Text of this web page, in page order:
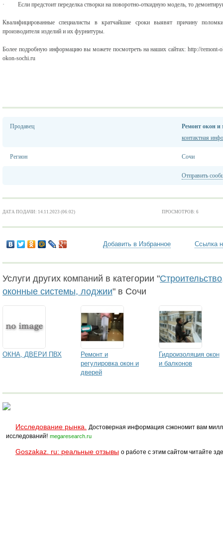
· Если предстоит переделка створки на поворотно-откидную модель, то
Квалифицированные специалисты в кратчайшие сроки выявят причину
производителя изделий и их фурнитуры.
Более подробную информацию вы можете посмотреть на наших сайтах: http://
okon-sochi.ru
Продавец
Ремонт окон и
контактная
Регион Сочи
Отправить
ДАТА ПОДАЧИ: 14.11.2023 (06:02) ПРОСМОТРОВ: 6
Добавить в Избранное Ссылка
Услуги других компаний в категории "
оконные системы, лоджии" в Сочи
ОКНА, ДВЕРИ ПВХ
Ремонт и
регулировка окон и
дверей
Гидроизоляция окон
и балконов
Исследование рынка.
Достоверная информация сэкономит вам
исследований! megaresearch.ru
Goszakaz. ru: реальные отзывы о работе с этим сайтом читайте